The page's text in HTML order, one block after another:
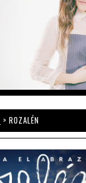
> ROZALÉN